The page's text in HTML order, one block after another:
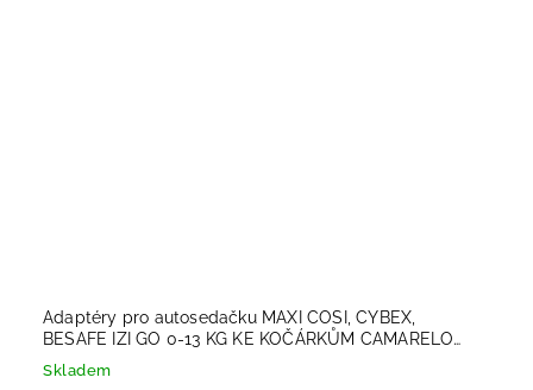
Adaptéry pro autosedačku MAXI COSI, CYBEX,
BESAFE IZI GO 0-13 KG KE KOČÁRKŮM CAMARELO
SIRION, FIGARO, SEVILLA,..2023
Skladem